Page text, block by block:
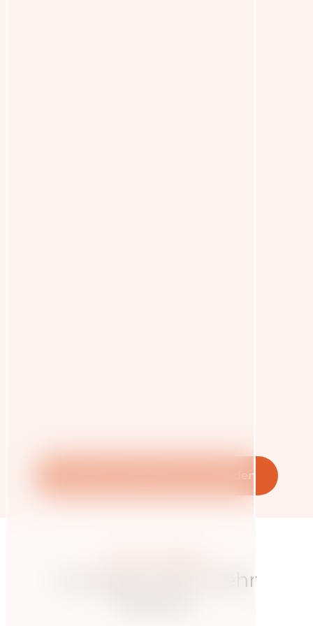
Lebkuchen Rezept Herunterladen
Hungrig nach mehr